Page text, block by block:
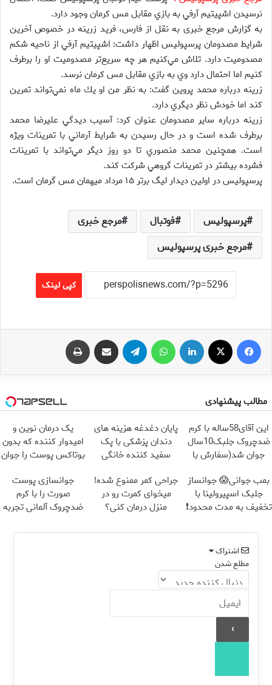
نرسيدن اشپيتيم آرفي به بازي مقابل مس كرمان وجود دارد.
به گزارش مرجع خبری به نقل از فارس، فريد زرينه در خصوص آخرين
شرايط مصدومان پرسپوليس اظهار داشت: اشپيتيم آرفي از ناحيه شكم
مصدوميت دارد. تلاش مي‌كنيم هر چه سريع‌تر مصدوميت او را برطرف
كنيم اما احتمال دارد وي به بازي مقابل مس كرمان نرسد.
زرينه درباره محمد پروين گفت: به نظر من او يك ماه نمي‌تواند تمرين
كند اما خودش نظر ديگري دارد.
زرينه درباره ساير مصدومان عنوان كرد: آسيب ديدگي عليرضا محمد
برطرف شده است و در حال رسيدن به شرايط آرماني با تمرينات ويژه
است. همچنين محمد منصوري تا دو روز ديگر مي‌تواند با تمرينات
فشرده بيشتر در تمرينات گروهي شركت كند.
پرسپوليس در اولين ديدار ليگ برتر ۱۵ مرداد ميهمان مس گرمان است.
پرسپولیس فوتبال
مرجع خبری
مرجع خبری پرسپولیس
کپی لینک
فیس بوک لینکدین تلگرام اشتراک گذاری از طریق ایمیل
مطالب پیشنهادی
این آقای58ساله با کرم
ضدچروک جلبک10سال
جوان شد(سفارش با
پایان دغدغه هزینه های
دندان پزشکی با پک
سفید کننده خانگی
یک درمان نوین و
امیدوار کننده که بدون
بوتاکس پوست را جوان
بمب جوانی😱 جوانساز
جلبک اسپیرولینا با
تخفیف به مدت محدود❗
جراحی کمر ممنوع شده!
میخوای کمرت رو در
منزل درمان کنی؟
جوانسازی پوست
صورت را با کرم
ضدچروک آلمانی تجربه
اشتراک
مطلع شدن